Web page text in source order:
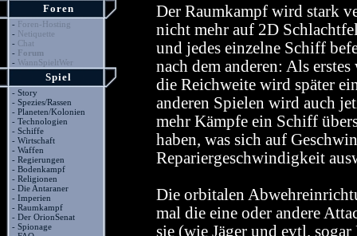
Foren
- Foren-Hosting
- Netiquette
- Chat
- Forum
- WannSpieltWer
Spiel
- Story
- Spezies/Rassen
- Planeten/Kolonien
- Technologien
- Schiffe
- Wirtschaft
- Waffen
- Regierungen
- Bodenkampf
- Religionen
- Die Antaraner
- Imperien
- Raumkampf
- Der OrionSenat
- Spionage
Der Raumkampf wird stark
nicht mehr auf 2D
und jedes einzelne Schiff
nach dem anderen: Als
die Reichweite wird später
anderen Spielen wird auch
mehr Kämpfe ein Schiff
haben, was sich auf
Repariergeschwindigkeit
Die orbitalen
mal die eine oder andere
sie (wie Jäger und evtl.